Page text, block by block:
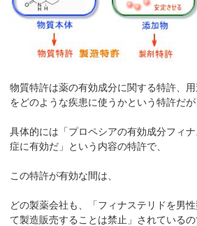
物質特許は薬の有効成分に関する特許、
をどのような疾患に使うかという特許だが
具体的には「プロペシアの有効成分フィ
症に有効だ」という内容の特許で、
この特許が有効な間は、
どの製薬会社も、「フィナステリドを男
て製造販売することは禁止」されているの